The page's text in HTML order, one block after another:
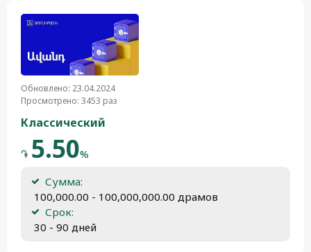
Обновлено: 23.04.2024
Просмотрено: 3453 раз
Классический
֏ 5.50%
Сумма:
100,000.00 - 100,000,000.00 драмов
Срок:
30 - 90 дней